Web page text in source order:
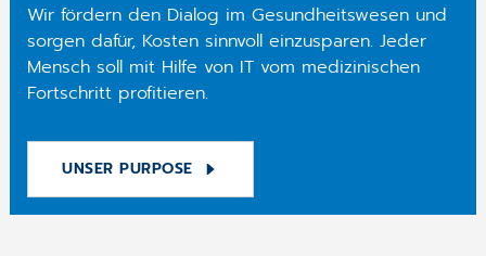
Wir fördern den Dialog im Gesundheitswesen und
sorgen dafür, Kosten sinnvoll einzusparen. Jeder
Mensch soll mit Hilfe von IT vom medizinischen
Fortschritt profitieren.
UNSER PURPOSE